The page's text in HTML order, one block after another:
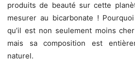
produits de beauté sur cette
mesurer au bicarbonate !
qu’il est non seulement moins
mais sa composition est
naturel.